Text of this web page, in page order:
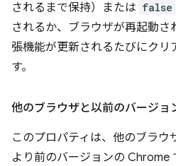
されるまで保持）または false
されるか、ブラウザが再起動
張機能が更新されるたびにクリ
す。
他のブラウザと以前のバージョ
このプロパティは、他のブラウ
より前のバージョンの Chrome